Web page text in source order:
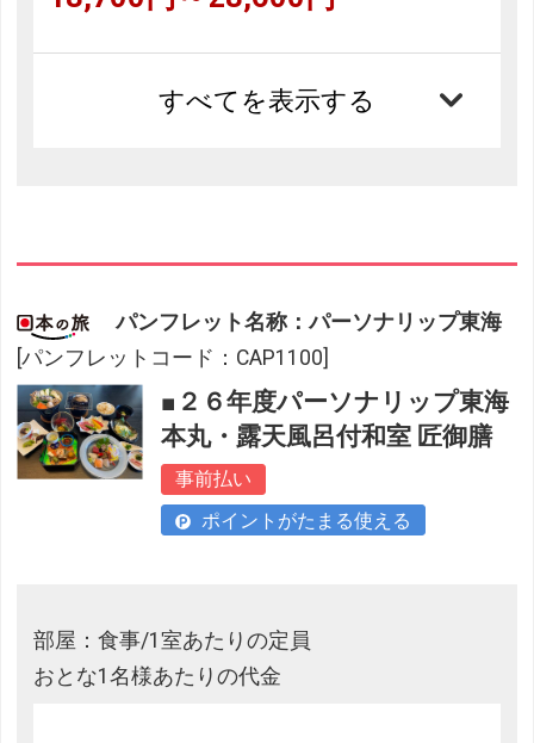
すべてを表示する
パンフレット名称：パーソナリップ東海
[パンフレットコード：CAP1100]
■２６年度パーソナリップ東海
本丸・露天風呂付和室 匠御膳
事前払い
ポイントがたまる使える
部屋：食事/1室あたりの定員
おとな1名様あたりの代金